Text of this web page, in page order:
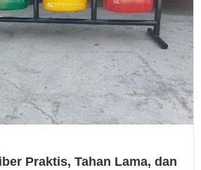
Praktis, Tahan Lama, dan